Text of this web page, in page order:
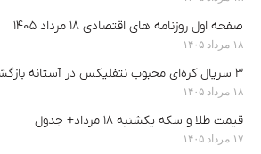
صفحه اول روزنامه های اقتصادی ۱۸ مرداد ۱۴۰۵
۱۸ مرداد ۱۴۰۵
۳ سریال کره‌ای محبوب نتفلیکس در آستانه بازگشت هستند
۱۸ مرداد ۱۴۰۵
قیمت طلا و سکه یکشنبه ۱۸ مرداد+ جدول
۱۷ مرداد ۱۴۰۵